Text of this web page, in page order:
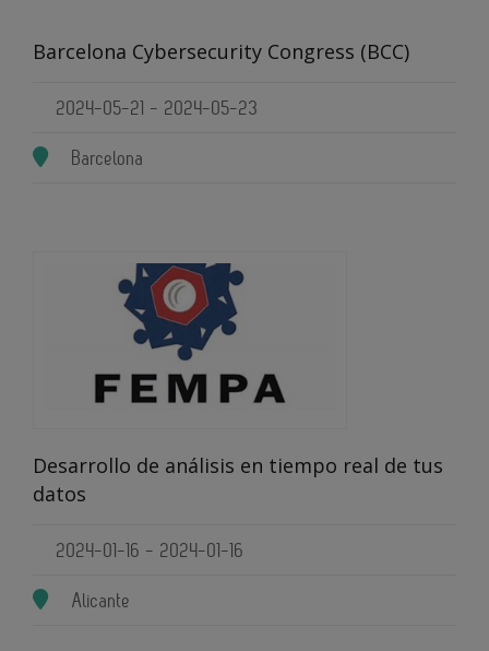
Barcelona Cybersecurity Congress (BCC)
2024-05-21 - 2024-05-23
Barcelona
Desarrollo de análisis en tiempo real de tus
datos
2024-01-16 - 2024-01-16
Alicante